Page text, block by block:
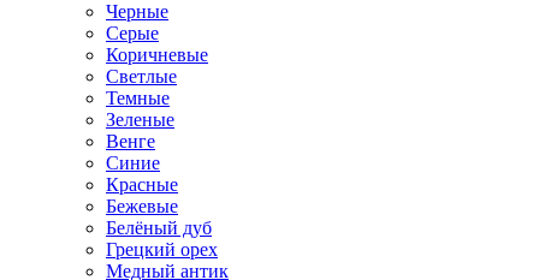
Черные
Серые
Коричневые
Светлые
Темные
Зеленые
Венге
Синие
Красные
Бежевые
Белёный дуб
Грецкий орех
Медный антик